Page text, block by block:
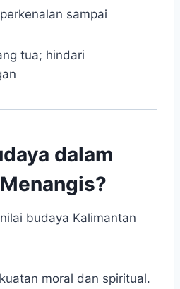
sampai
tua; hindari
dalam
budaya Kalimantan
moral dan spiritual.